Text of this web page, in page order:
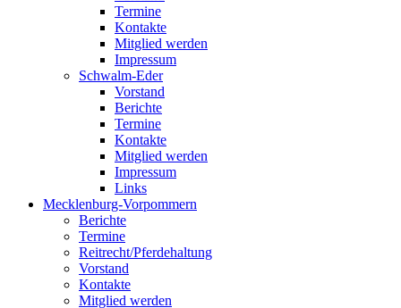
Termine
Kontakte
Mitglied werden
Impressum
Schwalm-Eder
Vorstand
Berichte
Termine
Kontakte
Mitglied werden
Impressum
Links
Mecklenburg-Vorpommern
Berichte
Termine
Reitrecht/Pferdehaltung
Vorstand
Kontakte
Mitglied werden